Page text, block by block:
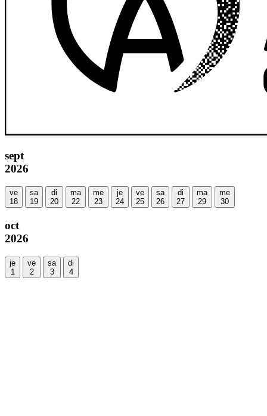
sept
2026
ve
18
sa
19
di
20
ma
22
me
23
je
24
ve
25
sa
26
di
27
ma
29
me
30
oct
2026
je
1
ve
2
sa
3
di
4